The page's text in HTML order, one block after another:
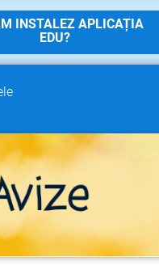
INSTALEZ APLICAȚIA
EDU?